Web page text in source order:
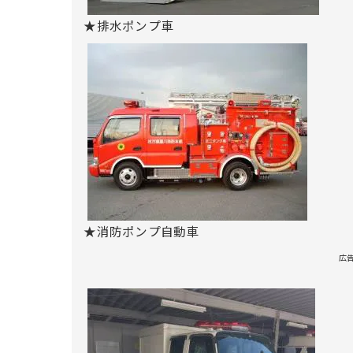
★排水ポンプ車
★消防ポンプ自動車
広